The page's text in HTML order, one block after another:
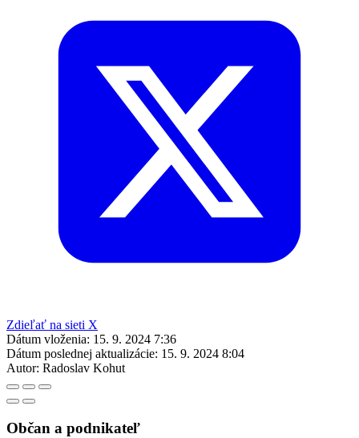
Zdieľať na sieti X
Dátum vloženia: 15. 9. 2024 7:36
Dátum poslednej aktualizácie: 15. 9. 2024 8:04
Autor: Radoslav Kohut
Občan a podnikateľ